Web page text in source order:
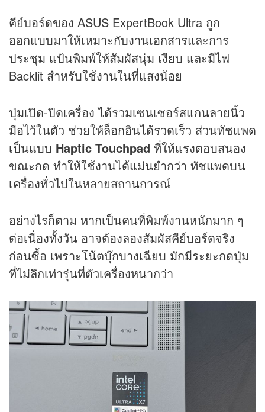
คีย์บอร์ดของ ASUS ExpertBook Ultra ถูก
ออกแบบมาให้เหมาะกับงานเอกสารและการ
ประชุม แป้นพิมพ์ให้สัมผัสนุ่ม เงียบ และมีไฟ
Backlit สำหรับใช้งานในที่แสงน้อย
ปุ่มเปิด-ปิดเครื่อง ได้รวมเซนเซอร์สแกนลายนิ้ว
มือไว้ในตัว ช่วยให้ล็อกอินได้รวดเร็ว ส่วนทัชแพด
เป็นแบบ Haptic Touchpad ที่ให้แรงตอบสนอง
ขณะกด ทำให้ใช้งานได้แม่นยำกว่า ทัชแพดบน
เครื่องทั่วไปในหลายสถานการณ์
อย่างไรก็ตาม หากเป็นคนที่พิมพ์งานหนักมาก ๆ
ต่อเนื่องทั้งวัน อาจต้องลองสัมผัสคีย์บอร์ดจริง
ก่อนซื้อ เพราะโน้ตบุ๊กบางเฉียบ มักมีระยะกดปุ่ม
ที่ไม่ลึกเท่ารุ่นที่ตัวเครื่องหนากว่า